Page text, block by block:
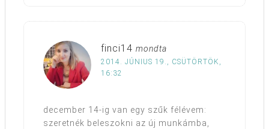
finci14 mondta
2014. JÚNIUS 19., CSÜTÖRTÖK,
16:32
december 14-ig van egy szűk félévem:
szeretnék beleszokni az új munkámba,